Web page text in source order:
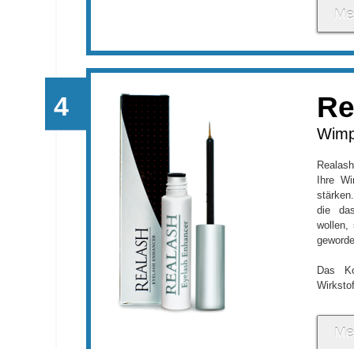
Ihre
die
wollen,
Das